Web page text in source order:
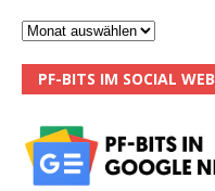
PF-BITS IM SOCIAL WEB